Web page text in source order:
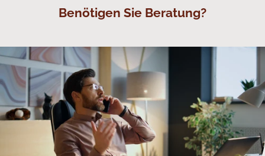
Benötigen Sie Beratung?